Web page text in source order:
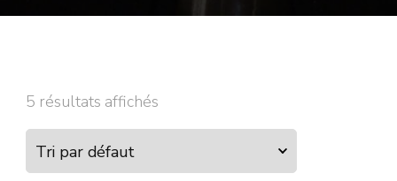
5 résultats affichés